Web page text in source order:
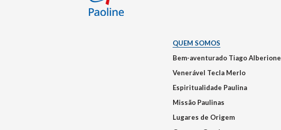
QUEM SOMOS
Bem-aventurado Tiago Alberione
Venerável Tecla Merlo
Espiritualidade Paulina
Missão Paulinas
Lugares de Origem